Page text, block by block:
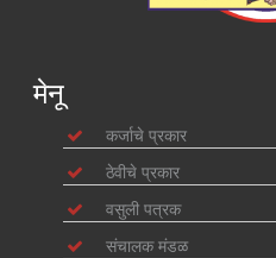
मेनू
कर्जाचे प्रकार
ठेवीचे प्रकार
वसुली पत्रक
संचालक मंडळ